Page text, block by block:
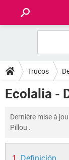
FORUMS
SALUD
FAMILIA
NUTRICIÓN
Trucos
Ecolalia -
Dernière mise à
Pillou .